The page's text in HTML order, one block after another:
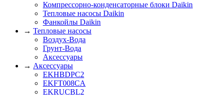
Компрессорно-конденсаторные блоки Daikin
Тепловые насосы Daikin
Фанкойлы Daikin
→ Тепловые насосы
Воздух-Вода
Грунт-Вода
Аксессуары
→ Аксессуары
EKHBDPC2
EKFT008CA
EKRUCBL2